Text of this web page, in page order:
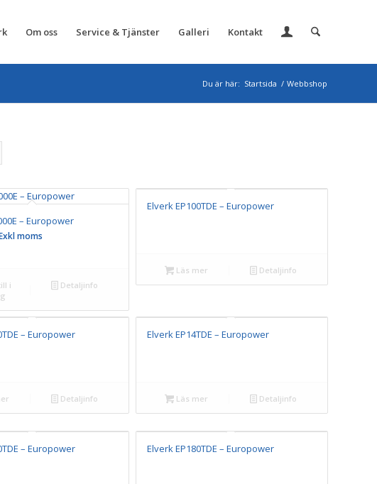
Om oss Service & Tjänster Galleri Kontakt
Du är här: Startsida / Webbshop
– Europower
moms
i
Detaljinfo
Elverk EP100TDE – Europower
Läs mer Detaljinfo
– Europower
Detaljinfo
Elverk EP14TDE – Europower
Läs mer Detaljinfo
– Europower Elverk EP180TDE – Europower